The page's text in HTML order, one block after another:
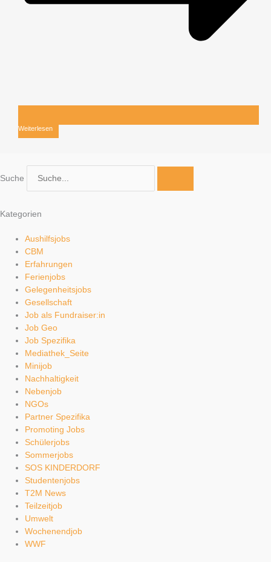
Weiterlesen
Suche
Kategorien
Aushilfsjobs
CBM
Erfahrungen
Ferienjobs
Gelegenheitsjobs
Gesellschaft
Job als Fundraiser:in
Job Geo
Job Spezifika
Mediathek_Seite
Minijob
Nachhaltigkeit
Nebenjob
NGOs
Partner Spezifika
Promoting Jobs
Schülerjobs
Sommerjobs
SOS KINDERDORF
Studentenjobs
T2M News
Teilzeitjob
Umwelt
Wochenendjob
WWF